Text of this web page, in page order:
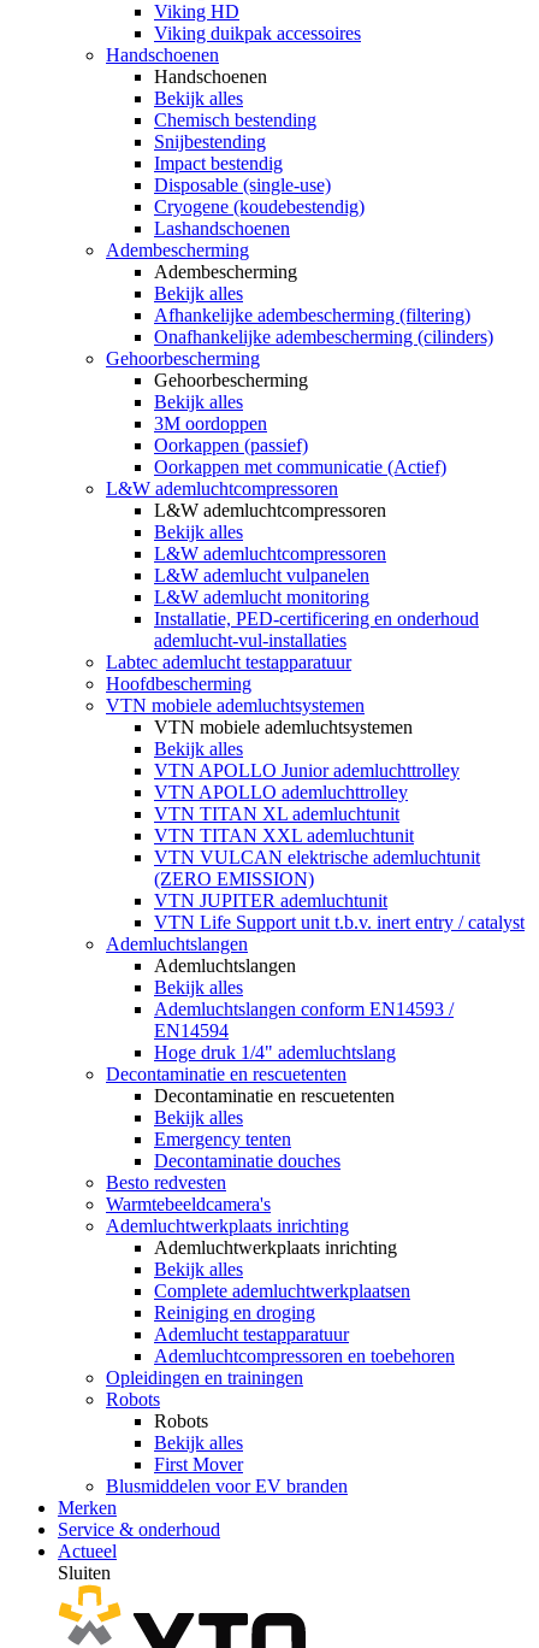
Viking HD
Viking duikpak accessoires
Handschoenen
Handschoenen
Bekijk alles
Chemisch bestending
Snijbestending
Impact bestendig
Disposable (single-use)
Cryogene (koudebestendig)
Lashandschoenen
Adembescherming
Adembescherming
Bekijk alles
Afhankelijke adembescherming (filtering)
Onafhankelijke adembescherming (cilinders)
Gehoorbescherming
Gehoorbescherming
Bekijk alles
3M oordoppen
Oorkappen (passief)
Oorkappen met communicatie (Actief)
L&W ademluchtcompressoren
L&W ademluchtcompressoren
Bekijk alles
L&W ademluchtcompressoren
L&W ademlucht vulpanelen
L&W ademlucht monitoring
Installatie, PED-certificering en onderhoud
ademlucht-vul-installaties
Labtec ademlucht testapparatuur
Hoofdbescherming
VTN mobiele ademluchtsystemen
VTN mobiele ademluchtsystemen
Bekijk alles
VTN APOLLO Junior ademluchttrolley
VTN APOLLO ademluchttrolley
VTN TITAN XL ademluchtunit
VTN TITAN XXL ademluchtunit
VTN VULCAN elektrische ademluchtunit
(ZERO EMISSION)
VTN JUPITER ademluchtunit
VTN Life Support unit t.b.v. inert entry / catalyst
Ademluchtslangen
Ademluchtslangen
Bekijk alles
Ademluchtslangen conform EN14593 /
EN14594
Hoge druk 1/4" ademluchtslang
Decontaminatie en rescuetenten
Decontaminatie en rescuetenten
Bekijk alles
Emergency tenten
Decontaminatie douches
Besto redvesten
Warmtebeeldcamera's
Ademluchtwerkplaats inrichting
Ademluchtwerkplaats inrichting
Bekijk alles
Complete ademluchtwerkplaatsen
Reiniging en droging
Ademlucht testapparatuur
Ademluchtcompressoren en toebehoren
Opleidingen en trainingen
Robots
Robots
Bekijk alles
First Mover
Blusmiddelen voor EV branden
Merken
Service & onderhoud
Actueel
Sluiten